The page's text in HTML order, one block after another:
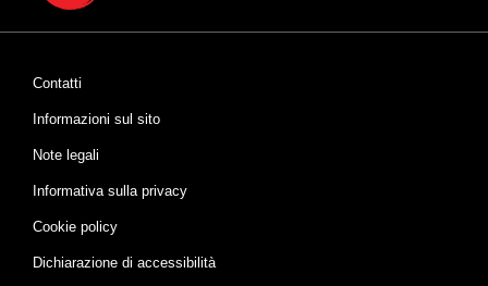
Contatti
Informazioni sul sito
Note legali
Informativa sulla privacy
Cookie policy
Dichiarazione di accessibilità